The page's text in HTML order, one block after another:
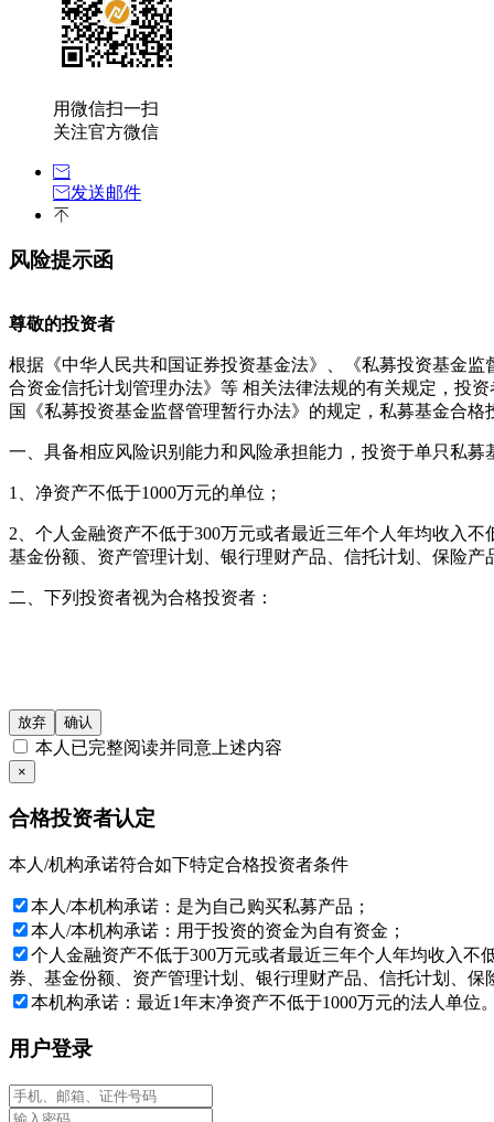
用微信扫一扫
关注官方微信
发送邮件
风险提示函
尊敬的投资者
根据《中华人民共和国证券投资基金法》、《私募投资基金
合资金信托计划管理办法》等 相关法律法规的有关规定，投
国《私募投资基金监督管理暂行办法》的规定，私募基金合格
一、具备相应风险识别能力和风险承担能力，投资于单只私
1、净资产不低于1000万元的单位；
2、个人金融资产不低于300万元或者最近三年个人年均收入
基金份额、资产管理计划、银行理财产品、信托计划、保险产
二、下列投资者视为合格投资者：
3、投资于所管理私募基金的私募基金管理人及其从业人员；
4、中国证监会规定的其他投资者。
仔细审阅相关金融产品的合同文件等以了解其风险因素, 或寻
基金产品净值可能会有较大的波动, 并可能在短时间内大幅下
目标。
投资产品的价格及其收益存在涨跌变动, 而过往的产品业绩数
出投资决策, 否则由投资者自行承担所有风险。
本网站所载的各种信息和数据等是我们认为合法或已公开的
情况下，文中信息不构成任何投资建议，广州市银国达资产对
如果确认您或您所代表的机构是一名“私募基金合格投资者”
站。如您不同意任何有关条款，请按“放弃”键。
放弃 确认
本人已完整阅读并同意上述内容
×
合格投资者认定
本人/机构承诺符合如下特定合格投资者条件
本人/本机构承诺：是为自己购买私募产品；
本人/本机构承诺：用于投资的资金为自有资金；
个人金融资产不低于300万元或者最近三年个人年均收入
券、基金份额、资产管理计划、银行理财产品、信托计划、保
本机构承诺：最近1年末净资产不低于1000万元的法人单位
用户登录